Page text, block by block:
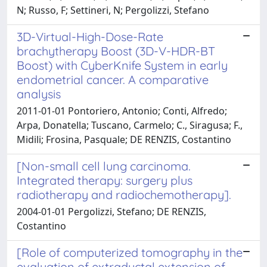
N; Russo, F; Settineri, N; Pergolizzi, Stefano
3D-Virtual-High-Dose-Rate
brachytherapy Boost (3D-V-HDR-BT
Boost) with CyberKnife System in early
endometrial cancer. A comparative
analysis
2011-01-01 Pontoriero, Antonio; Conti, Alfredo;
Arpa, Donatella; Tuscano, Carmelo; C., Siragusa; F.,
Midili; Frosina, Pasquale; DE RENZIS, Costantino
[Non-small cell lung carcinoma.
Integrated therapy: surgery plus
radiotherapy and radiochemotherapy].
2004-01-01 Pergolizzi, Stefano; DE RENZIS,
Costantino
[Role of computerized tomography in the